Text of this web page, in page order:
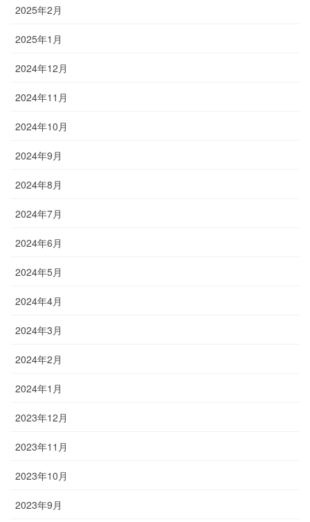
2025年2月
2025年1月
2024年12月
2024年11月
2024年10月
2024年9月
2024年8月
2024年7月
2024年6月
2024年5月
2024年4月
2024年3月
2024年2月
2024年1月
2023年12月
2023年11月
2023年10月
2023年9月